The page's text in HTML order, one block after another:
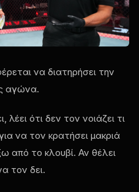
να διατηρήσει την
αγώνα.
ότι δεν τον νοιάζει τι
να τον κρατήσει μακριά
από το κλουβί. Αν θέλει
τον δει.